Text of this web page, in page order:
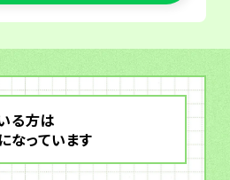
る方は
なっています